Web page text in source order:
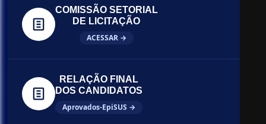
COMISSÃO SETORIAL
DE LICITAÇÃO
ACESSAR →
RELAÇÃO FINAL
DOS CANDIDATOS
Aprovados-EpiSUS →